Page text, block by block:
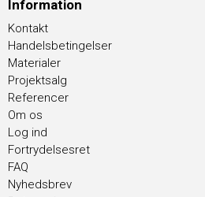
Information
Kontakt
Handelsbetingelser
Materialer
Projektsalg
Referencer
Om os
Log ind
Fortrydelsesret
FAQ
Nyhedsbrev